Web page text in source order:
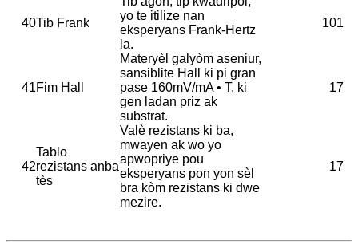
40Tib Frank
yo te itilize nan
eksperyans Frank-Hertz
la.
101
41Fim Hall
Materyèl galyòm aseniur,
sansiblite Hall ki pi gran
pase 160mV/mA ​​• T, ki
gen ladan priz ak
substrat.
17
42
Tablo
rezistans anba
tès
Valè rezistans ki ba,
mwayen ak wo yo
apwopriye pou
eksperyans pon yon sèl
bra kòm rezistans ki dwe
mezire.
17